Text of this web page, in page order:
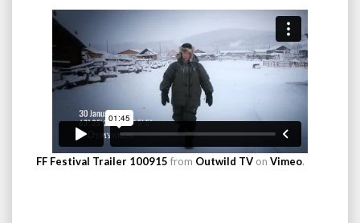
FF Festival Trailer 100915 from Outwild TV on Vimeo.